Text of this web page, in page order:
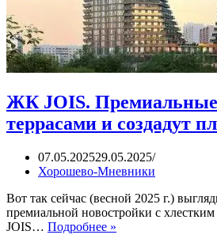
ЖК JOIS.
террасами и создадут
07.05.202529.05.2025
Хорошево-Мневники
Вот так сейчас (весной 2025 г.)
премиальной новостройки с
JOIS… Подробнее »